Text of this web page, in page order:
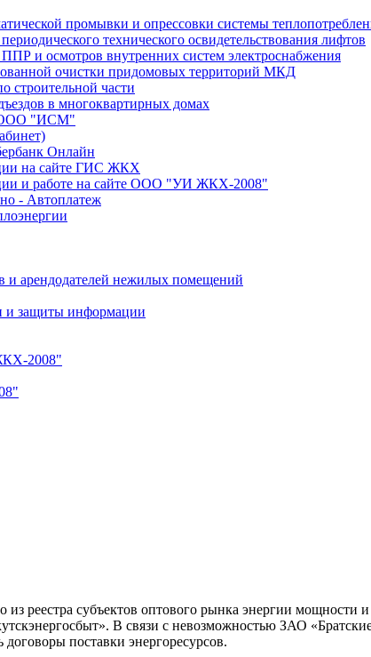
промывки и опрессовки системы
технического освидетельствования лифтов
и осмотров внутренних систем электроснабжения
очистки придомовых территорий МКД
строительной части
в многоквартирных домах
ООО "ИСМ"
Онлайн
на сайте ГИС ЖКХ
и работе на сайте ООО "УИ ЖКХ-2008"
- Автоплатеж
и арендодателей нежилых помещений
и защиты информации
2008"
реестра субъектов оптового рынка энергии
В связи с невозможностью ЗАО «Братские
поставки энергоресурсов.